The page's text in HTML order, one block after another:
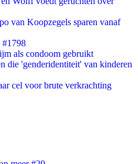
van Koopzegels sparen vanaf
#1798
als condoom gebruikt
die 'genderidentiteit' van kinderen
cel voor brute verkrachting